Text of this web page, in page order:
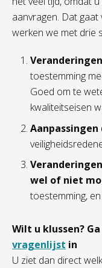
aanvragen. Dat
werken we met drie
toestemming
Goed om te
kwaliteitseisen
wel of niet
toestemming,
Wilt u klussen?
vragenlijst in
U ziet dan direct